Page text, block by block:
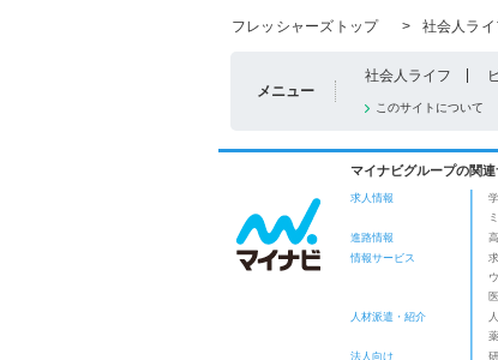
フレッシャーズトップ
> 社会人ライ
メニュー
社会人ライフ
このサイトについて
マイナビグループの関連
求人情報
進路情報
情報サービス
人材派遣・紹介
法人向け